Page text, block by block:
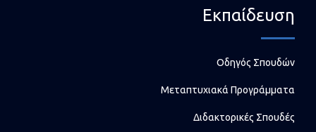
Εκπαίδευση
Οδηγός Σπουδών
Μεταπτυχιακά Προγράμματα
Διδακτορικές Σπουδές